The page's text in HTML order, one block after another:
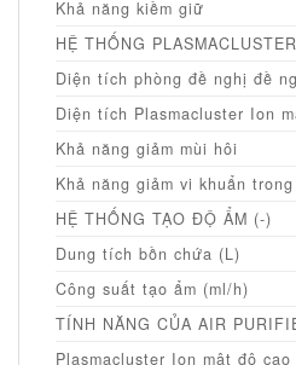
Khả năng kiềm giữ
HỆ THỐNG
Diện tích phòng đề nghị đề
Diện tích Plasmacluster Ion
Khả năng giảm mùi hôi
Khả năng giảm vi khuẩn
HỆ THỐNG TẠO ĐỘ ẨM (-)
Dung tích bồn chứa (L)
Công suất tạo ẩm (ml/h)
TÍNH NĂNG CỦA AIR
Plasmacluster Ion mật độ cao